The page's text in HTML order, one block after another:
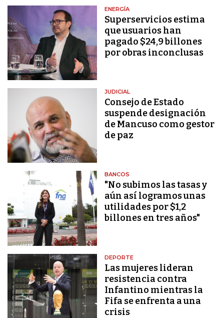
ENERGÍA
Superservicios estima
que usuarios han
pagado $24,9 billones
por obras inconclusas
JUDICIAL
Consejo de Estado
suspende designación
de Mancuso como gestor
de paz
BANCOS
"No subimos las tasas y
aún así logramos unas
utilidades por $1,2
billones en tres años"
DEPORTE
Las mujeres lideran
resistencia contra
Infantino mientras la
Fifa se enfrenta a una
crisis